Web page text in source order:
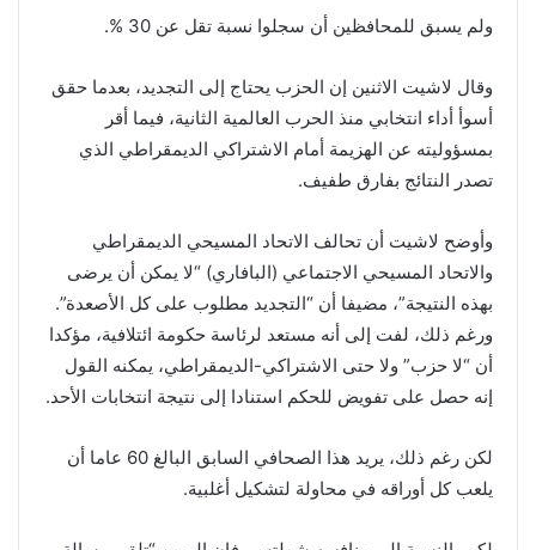
ولم يسبق للمحافظين أن سجلوا نسبة تقل عن 30 %.
وقال لاشيت الاثنين إن الحزب يحتاج إلى التجديد، بعدما حقق
أسوأ أداء انتخابي منذ الحرب العالمية الثانية، فيما أقر
بمسؤوليته عن الهزيمة أمام الاشتراكي الديمقراطي الذي
تصدر النتائج بفارق طفيف.
وأوضح لاشيت أن تحالف الاتحاد المسيحي الديمقراطي
والاتحاد المسيحي الاجتماعي (البافاري) “لا يمكن أن يرضى
بهذه النتيجة”، مضيفا أن “التجديد مطلوب على كل الأصعدة”.
ورغم ذلك، لفت إلى أنه مستعد لرئاسة حكومة ائتلافية، مؤكدا
أن “لا حزب” ولا حتى الاشتراكي-الديمقراطي، يمكنه القول
إنه حصل على تفويض للحكم استنادا إلى نتيجة انتخابات الأحد.
لكن رغم ذلك، يريد هذا الصحافي السابق البالغ 60 عاما أن
يلعب كل أوراقه في محاولة لتشكيل أغلبية.